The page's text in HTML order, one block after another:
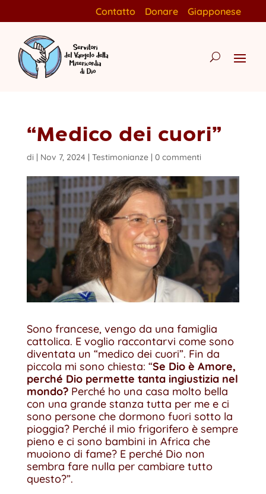
Contatto Donare Giapponese
“Medico dei cuori”
di Nov 7, 2024 Testimonianze| 0 commenti
Sono francese, vengo da una famiglia
cattolica. E voglio raccontarvi come sono
diventata un “medico dei cuori”. Fin da
piccola mi sono chiesta: “Se Dio è Amore,
perché Dio permette tanta ingiustizia nel
mondo?Perché ho una casa molto bella
con una grande stanza tutta per me e ci
sono persone che dormono fuori sotto la
pioggia? Perché il mio frigorifero è sempre
pieno e ci sono bambini in Africa che
muoiono di fame? E perché Dio non
sembra fare nulla per cambiare tutto
questo?”.